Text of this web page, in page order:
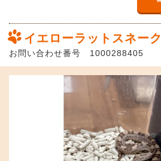
イエローラットスネーク
お問い合わせ番号 1000288405